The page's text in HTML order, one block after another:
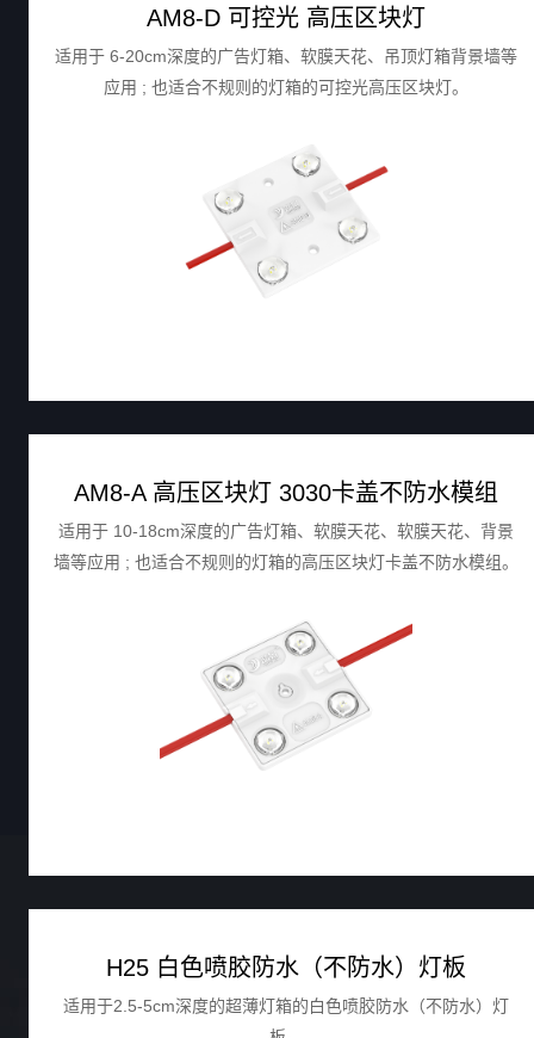
AM8-D 可控光 高压区块灯
适用于 6-20cm深度的广告灯箱、软膜天花、吊顶灯箱背景墙等
应用 ; 也适合不规则的灯箱的可控光高压区块灯。
AM8-A 高压区块灯 3030卡盖不防水模组
适用于 10-18cm深度的广告灯箱、软膜天花、软膜天花、背景
墙等应用 ; 也适合不规则的灯箱的高压区块灯卡盖不防水模组。
H25 白色喷胶防水（不防水）灯板
适用于2.5-5cm深度的超薄灯箱的白色喷胶防水（不防水）灯